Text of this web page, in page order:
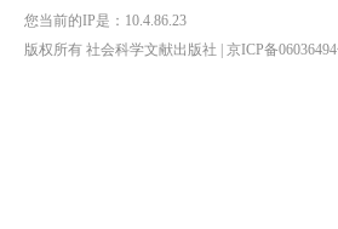
您当前的IP是： 10.4.86.23
版权所有 社会科学文献出版社 | 京ICP备